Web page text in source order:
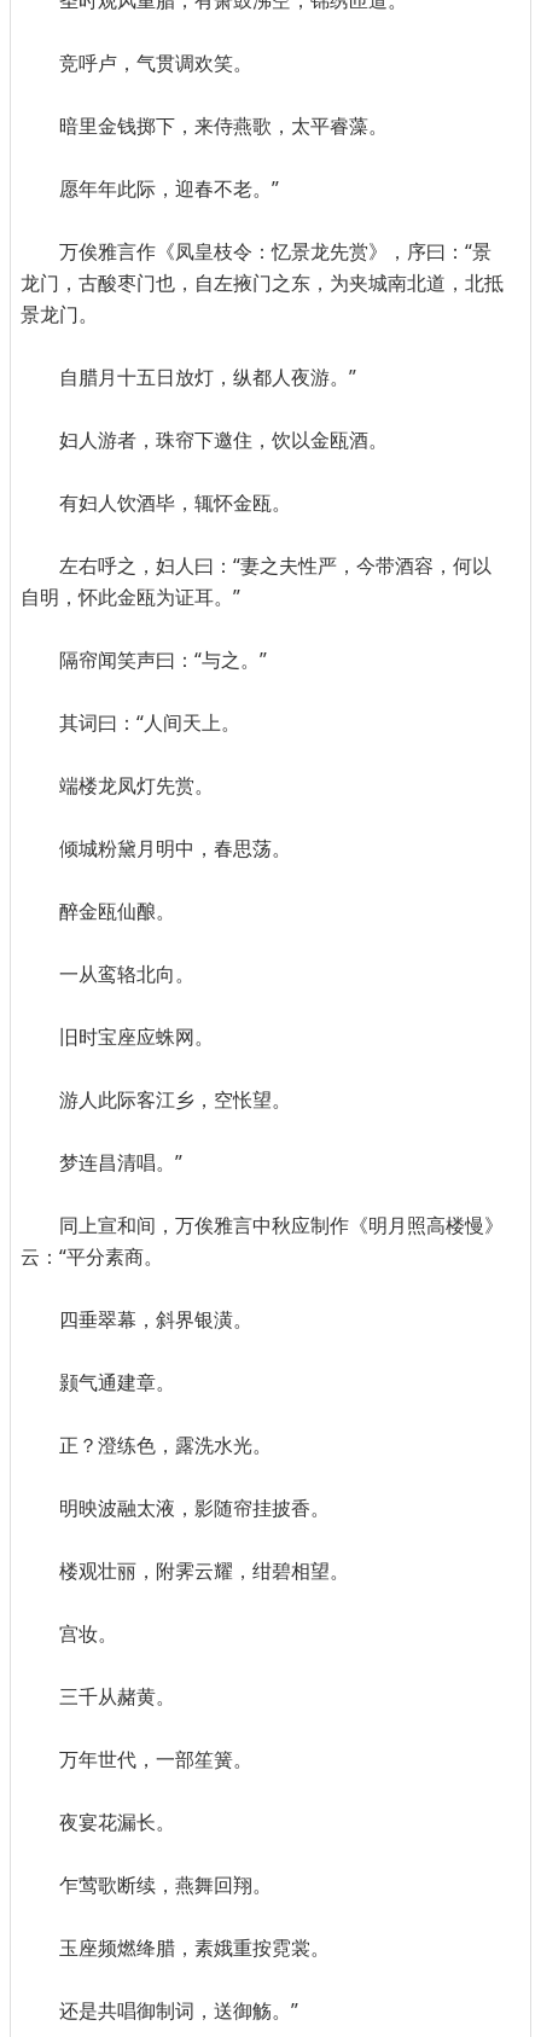
竞呼卢，气贯调欢笑。
暗里金钱掷下，来侍燕歌，太平睿藻。
愿年年此际，迎春不老。”
万俟雅言作《凤皇枝令：忆景龙先赏》，序曰：“景
龙门，古酸枣门也，自左掖门之东，为夹城南北道，北抵
景龙门。
自腊月十五日放灯，纵都人夜游。”
妇人游者，珠帘下邀住，饮以金瓯酒。
有妇人饮酒毕，辄怀金瓯。
左右呼之，妇人曰：“妻之夫性严，今带酒容，何以
自明，怀此金瓯为证耳。”
隔帘闻笑声曰：“与之。”
其词曰：“人间天上。
端楼龙凤灯先赏。
倾城粉黛月明中，春思荡。
醉金瓯仙酿。
一从鸾辂北向。
旧时宝座应蛛网。
游人此际客江乡，空怅望。
梦连昌清唱。”
同上宣和间，万俟雅言中秋应制作《明月照高楼慢》
云：“平分素商。
四垂翠幕，斜界银潢。
颢气通建章。
正？澄练色，露洗水光。
明映波融太液，影随帘挂披香。
楼观壮丽，附霁云耀，绀碧相望。
宫妆。
三千从赭黄。
万年世代，一部笙簧。
夜宴花漏长。
乍莺歌断续，燕舞回翔。
玉座频燃绛腊，素娥重按霓裳。
还是共唱御制词，送御觞。”